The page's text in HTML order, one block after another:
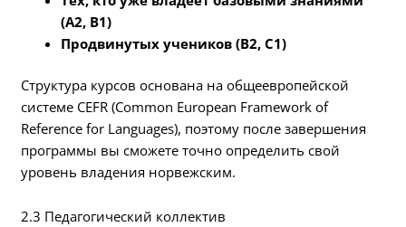
(A2, B1)
Продвинутых учеников (B2, C1)
Структура курсов основана на общеевропейской
системе CEFR (Common European Framework of
Reference for Languages), поэтому после завершения
программы вы сможете точно определить свой
уровень владения норвежским.
2.3 Педагогический коллектив